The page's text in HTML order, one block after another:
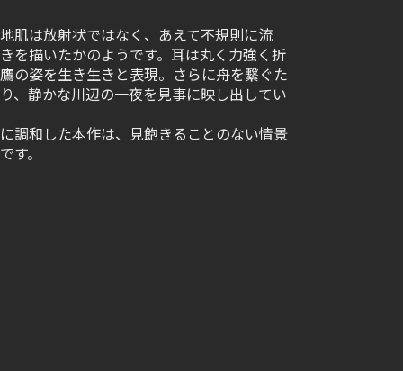
肌は放射状ではなく、あえて不規則に流
を描いたかのようです。耳は丸く力強く折
の姿を生き生きと表現。さらに舟を繋ぐた
、静かな川辺の一夜を見事に映し出してい
調和した本作は、見飽きることのない情景
す。